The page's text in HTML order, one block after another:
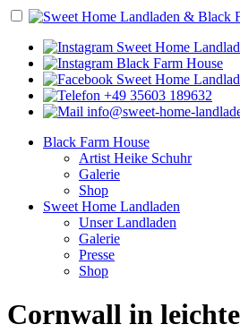
Sweet Home
Black Farm House
Sweet Home
+49 35603 189632
info@sweet-home-
Black Farm House
Artist Heike Schuhr
Galerie
Shop
Sweet Home Landladen
Unser Landladen
Galerie
Presse
Shop
Cornwall in